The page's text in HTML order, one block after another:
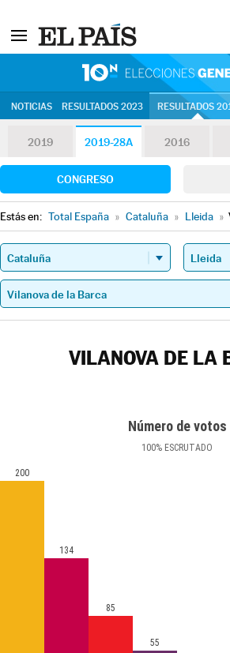
NOTICIAS RESULTADOS 2023 RESULTADOS
2019 2019-28A 2016
CONGRESO
Estás en: Total España » Cataluña » Lleida »
VILANOVA DE LA
Número de votos
100% ESCRUTADO
200
134
85
55